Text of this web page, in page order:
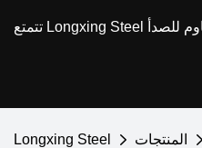
Longxing Steel المنتجات